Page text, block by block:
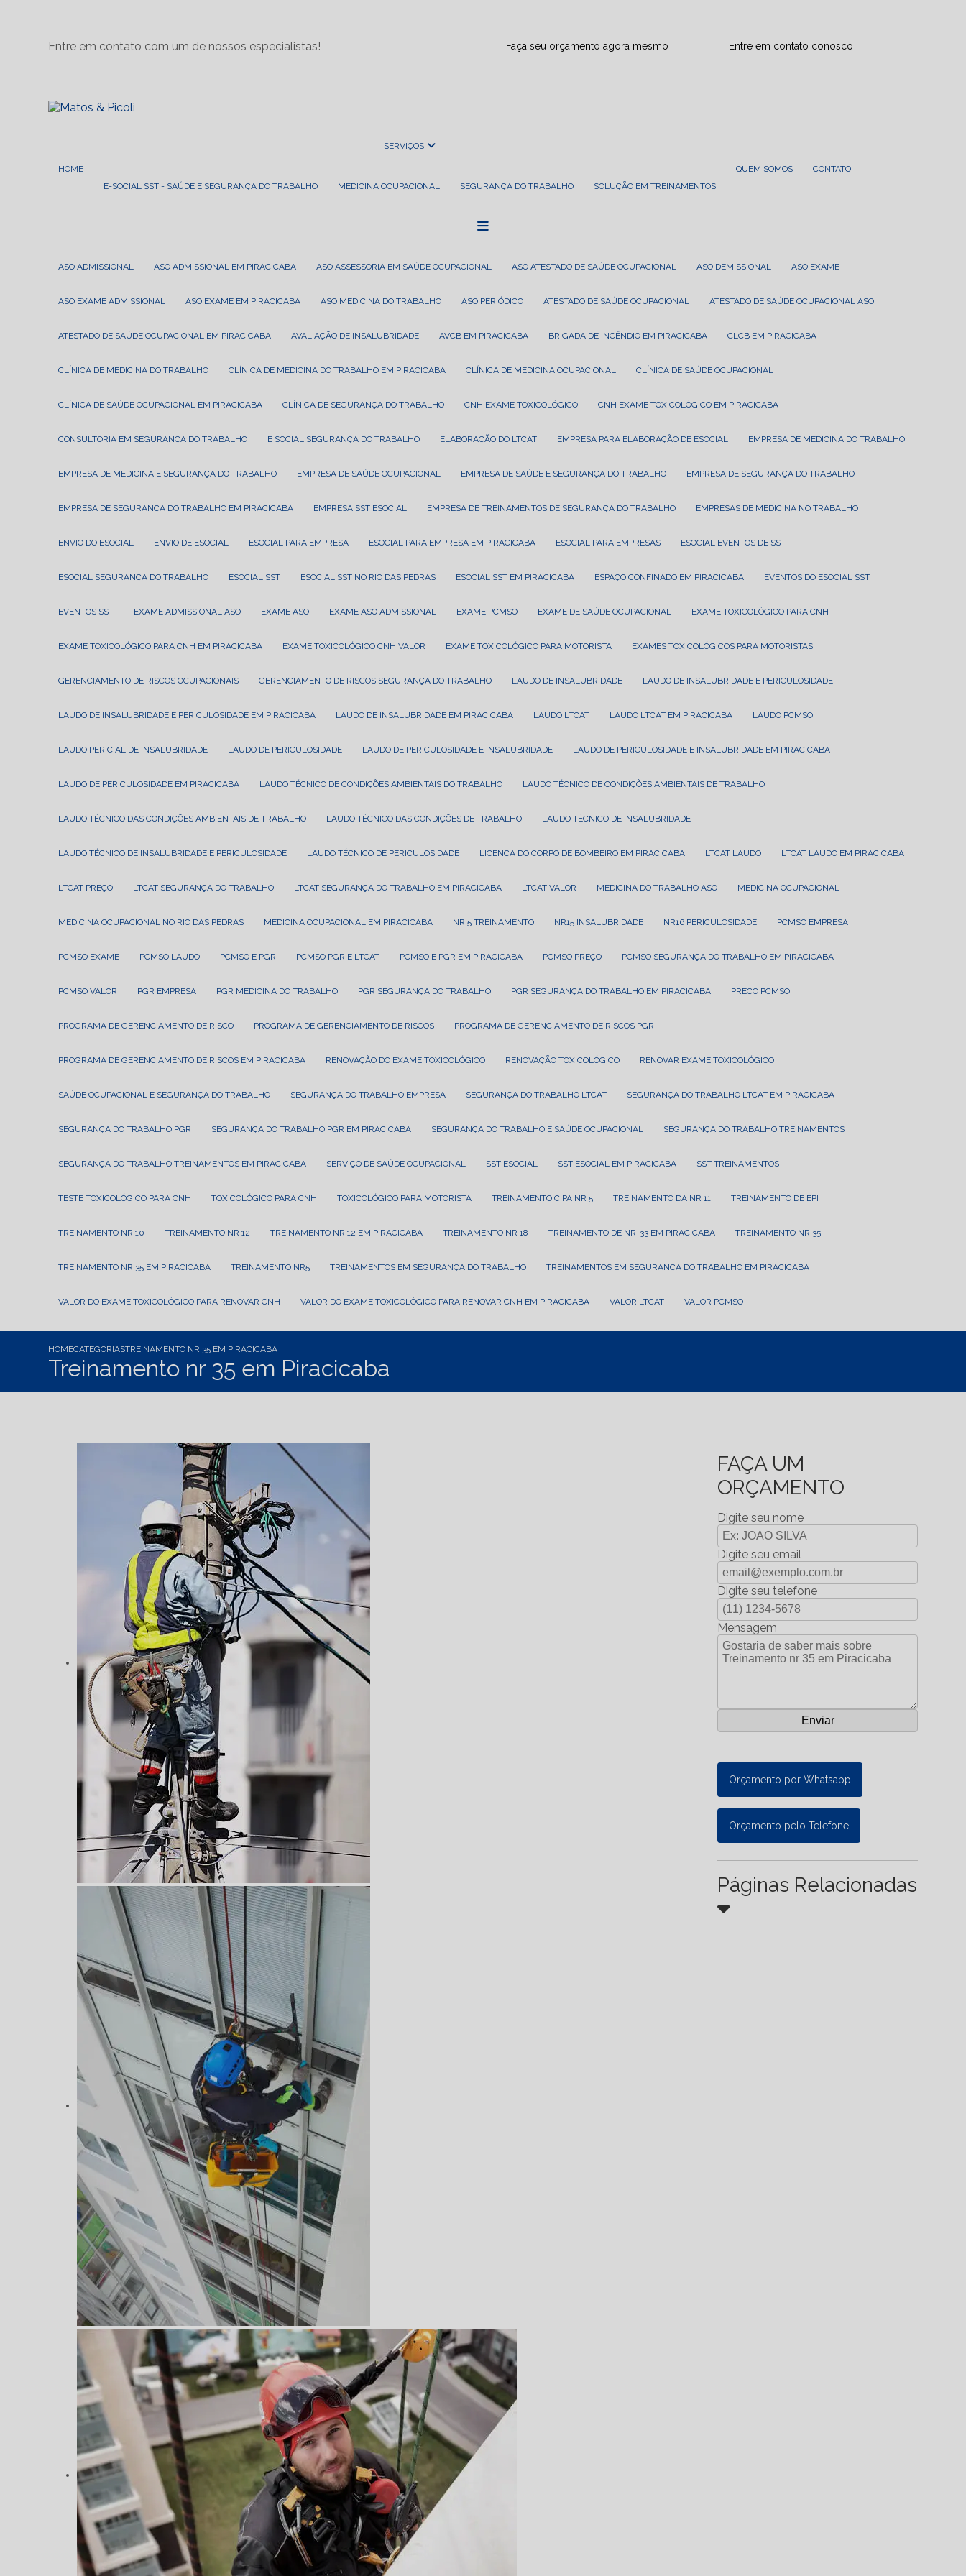
Entre em contato com um de nossos especialistas! Faça seu orçamento agora mesmo Entre em contato conosco
HOME
SERVIÇOS
E-SOCIAL SST - SAÚDE E SEGURANÇA DO TRABALHO MEDICINA OCUPACIONAL SEGURANÇA DO TRABALHO SOLUÇÃO EM TREINAMENTOS
QUEM SOMOS CONTATO
ASO ADMISSIONAL ASO ADMISSIONAL EM PIRACICABA ASO ASSESSORIA EM SAÚDE OCUPACIONAL ASO ATESTADO DE SAÚDE OCUPACIONAL ASO DEMISSIONAL ASO EXAME
ASO EXAME ADMISSIONAL ASO EXAME EM PIRACICABA ASO MEDICINA DO TRABALHO ASO PERIÓDICO ATESTADO DE SAÚDE OCUPACIONAL ATESTADO DE SAÚDE OCUPACIONAL ASO
ATESTADO DE SAÚDE OCUPACIONAL EM PIRACICABA AVALIAÇÃO DE INSALUBRIDADE AVCB EM PIRACICABA BRIGADA DE INCÊNDIO EM PIRACICABA CLCB EM PIRACICABA
CLÍNICA DE MEDICINA DO TRABALHO CLÍNICA DE MEDICINA DO TRABALHO EM PIRACICABA CLÍNICA DE MEDICINA OCUPACIONAL CLÍNICA DE SAÚDE OCUPACIONAL
CLÍNICA DE SAÚDE OCUPACIONAL EM PIRACICABA CLÍNICA DE SEGURANÇA DO TRABALHO CNH EXAME TOXICOLÓGICO CNH EXAME TOXICOLÓGICO EM PIRACICABA
CONSULTORIA EM SEGURANÇA DO TRABALHO E SOCIAL SEGURANÇA DO TRABALHO ELABORAÇÃO DO LTCAT EMPRESA PARA ELABORAÇÃO DE ESOCIAL EMPRESA DE MEDICINA DO TRABALHO
EMPRESA DE MEDICINA E SEGURANÇA DO TRABALHO EMPRESA DE SAÚDE OCUPACIONAL EMPRESA DE SAÚDE E SEGURANÇA DO TRABALHO EMPRESA DE SEGURANÇA DO TRABALHO
EMPRESA DE SEGURANÇA DO TRABALHO EM PIRACICABA EMPRESA SST ESOCIAL EMPRESA DE TREINAMENTOS DE SEGURANÇA DO TRABALHO EMPRESAS DE MEDICINA NO TRABALHO
ENVIO DO ESOCIAL ENVIO DE ESOCIAL ESOCIAL PARA EMPRESA ESOCIAL PARA EMPRESA EM PIRACICABA ESOCIAL PARA EMPRESAS ESOCIAL EVENTOS DE SST
ESOCIAL SEGURANÇA DO TRABALHO ESOCIAL SST ESOCIAL SST NO RIO DAS PEDRAS ESOCIAL SST EM PIRACICABA ESPAÇO CONFINADO EM PIRACICABA EVENTOS DO ESOCIAL SST
EVENTOS SST EXAME ADMISSIONAL ASO EXAME ASO EXAME ASO ADMISSIONAL EXAME PCMSO EXAME DE SAÚDE OCUPACIONAL EXAME TOXICOLÓGICO PARA CNH
EXAME TOXICOLÓGICO PARA CNH EM PIRACICABA EXAME TOXICOLÓGICO CNH VALOR EXAME TOXICOLÓGICO PARA MOTORISTA EXAMES TOXICOLÓGICOS PARA MOTORISTAS
GERENCIAMENTO DE RISCOS OCUPACIONAIS GERENCIAMENTO DE RISCOS SEGURANÇA DO TRABALHO LAUDO DE INSALUBRIDADE LAUDO DE INSALUBRIDADE E PERICULOSIDADE
LAUDO DE INSALUBRIDADE E PERICULOSIDADE EM PIRACICABA LAUDO DE INSALUBRIDADE EM PIRACICABA LAUDO LTCAT LAUDO LTCAT EM PIRACICABA LAUDO PCMSO
LAUDO PERICIAL DE INSALUBRIDADE LAUDO DE PERICULOSIDADE LAUDO DE PERICULOSIDADE E INSALUBRIDADE LAUDO DE PERICULOSIDADE E INSALUBRIDADE EM PIRACICABA
LAUDO DE PERICULOSIDADE EM PIRACICABA LAUDO TÉCNICO DE CONDIÇÕES AMBIENTAIS DO TRABALHO LAUDO TÉCNICO DE CONDIÇÕES AMBIENTAIS DE TRABALHO
LAUDO TÉCNICO DAS CONDIÇÕES AMBIENTAIS DE TRABALHO LAUDO TÉCNICO DAS CONDIÇÕES DE TRABALHO LAUDO TÉCNICO DE INSALUBRIDADE
LAUDO TÉCNICO DE INSALUBRIDADE E PERICULOSIDADE LAUDO TÉCNICO DE PERICULOSIDADE LICENÇA DO CORPO DE BOMBEIRO EM PIRACICABA LTCAT LAUDO LTCAT LAUDO EM PIRACICABA
LTCAT PREÇO LTCAT SEGURANÇA DO TRABALHO LTCAT SEGURANÇA DO TRABALHO EM PIRACICABA LTCAT VALOR MEDICINA DO TRABALHO ASO MEDICINA OCUPACIONAL
MEDICINA OCUPACIONAL NO RIO DAS PEDRAS MEDICINA OCUPACIONAL EM PIRACICABA NR 5 TREINAMENTO NR15 INSALUBRIDADE NR16 PERICULOSIDADE PCMSO EMPRESA
PCMSO EXAME PCMSO LAUDO PCMSO E PGR PCMSO PGR E LTCAT PCMSO E PGR EM PIRACICABA PCMSO PREÇO PCMSO SEGURANÇA DO TRABALHO EM PIRACICABA
PCMSO VALOR PGR EMPRESA PGR MEDICINA DO TRABALHO PGR SEGURANÇA DO TRABALHO PGR SEGURANÇA DO TRABALHO EM PIRACICABA PREÇO PCMSO
PROGRAMA DE GERENCIAMENTO DE RISCO PROGRAMA DE GERENCIAMENTO DE RISCOS PROGRAMA DE GERENCIAMENTO DE RISCOS PGR
PROGRAMA DE GERENCIAMENTO DE RISCOS EM PIRACICABA RENOVAÇÃO DO EXAME TOXICOLÓGICO RENOVAÇÃO TOXICOLÓGICO RENOVAR EXAME TOXICOLÓGICO
SAÚDE OCUPACIONAL E SEGURANÇA DO TRABALHO SEGURANÇA DO TRABALHO EMPRESA SEGURANÇA DO TRABALHO LTCAT SEGURANÇA DO TRABALHO LTCAT EM PIRACICABA
SEGURANÇA DO TRABALHO PGR SEGURANÇA DO TRABALHO PGR EM PIRACICABA SEGURANÇA DO TRABALHO E SAÚDE OCUPACIONAL SEGURANÇA DO TRABALHO TREINAMENTOS
SEGURANÇA DO TRABALHO TREINAMENTOS EM PIRACICABA SERVIÇO DE SAÚDE OCUPACIONAL SST ESOCIAL SST ESOCIAL EM PIRACICABA SST TREINAMENTOS
TESTE TOXICOLÓGICO PARA CNH TOXICOLÓGICO PARA CNH TOXICOLÓGICO PARA MOTORISTA TREINAMENTO CIPA NR 5 TREINAMENTO DA NR 11 TREINAMENTO DE EPI
TREINAMENTO NR 10 TREINAMENTO NR 12 TREINAMENTO NR 12 EM PIRACICABA TREINAMENTO NR 18 TREINAMENTO DE NR-33 EM PIRACICABA TREINAMENTO NR 35
TREINAMENTO NR 35 EM PIRACICABA TREINAMENTO NR5 TREINAMENTOS EM SEGURANÇA DO TRABALHO TREINAMENTOS EM SEGURANÇA DO TRABALHO EM PIRACICABA
VALOR DO EXAME TOXICOLÓGICO PARA RENOVAR CNH VALOR DO EXAME TOXICOLÓGICO PARA RENOVAR CNH EM PIRACICABA VALOR LTCAT VALOR PCMSO
HOMECATEGORIASTREINAMENTO NR 35 EM PIRACICABA
Treinamento nr 35 em Piracicaba
FAÇA UM
ORÇAMENTO
Digite seu nome
Digite seu email
Digite seu telefone
Mensagem
Orçamento por Whatsapp
Orçamento pelo Telefone
Páginas Relacionadas